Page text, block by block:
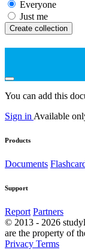
Everyone
Just me
Create collection
You can add this
Sign in Available
Products
Documents
Support
Report Partners
© 2013 - 2026
are the property of
Privacy Terms